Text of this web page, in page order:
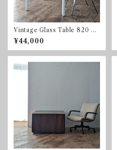
Vintage Glass Table 820 x
820 カフェテーブル ダイ
ニングテーブル
¥44,000